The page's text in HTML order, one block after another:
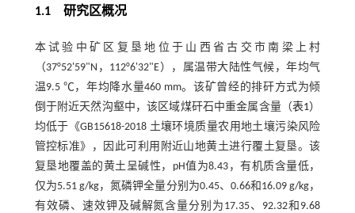
1.1 研究区概况
本试验中矿区复垦地位于山西省古交市南梁上村
（37°52'59"N，112°6'32"E），属温带大陆性气候，年均气
温9.5 ℃，年均降水量460 mm。该矿曾经的排矸方式为倾
倒于附近天然沟壑中，该区域煤矸石中重金属含量（表1）
均低于《GB15618-2018 土壤环境质量农用地土壤污染风险
管控标准》，因此可利用附近山地黄土进行覆土复垦。该
复垦地覆盖的黄土呈碱性，pH值为8.43，有机质含量低，
仅为5.51 g/kg，氮磷钾全量分别为0.45、0.66和16.09 g/kg，
有效磷、速效钾及碱解氮含量分别为17.35、92.32和9.68